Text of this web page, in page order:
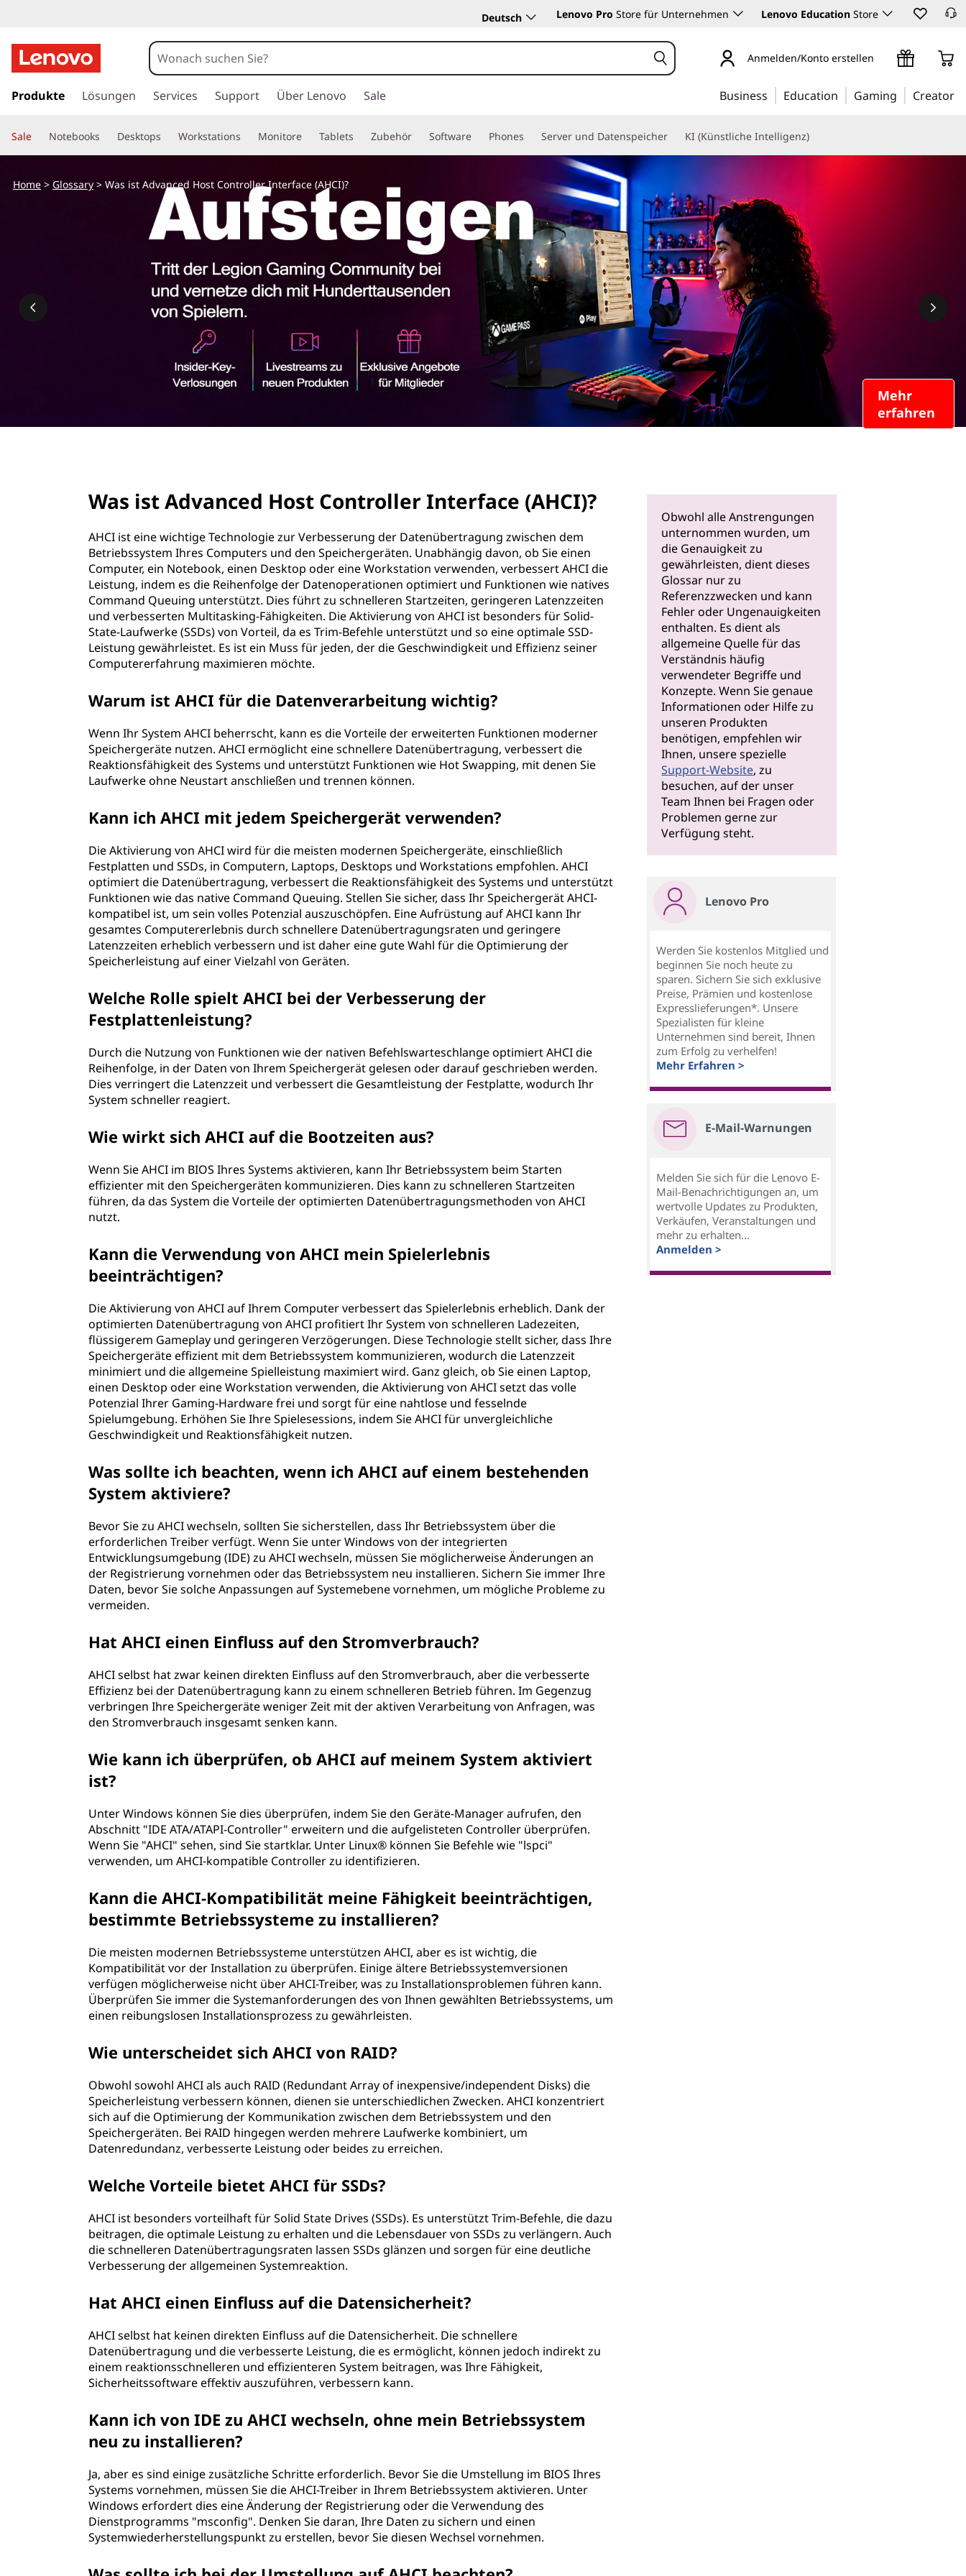
a
Deutsch Lenovo Pro Store für Unternehmen Lenovo Education Store
u
a
u
t
Anmelden/Konto erstellen
Produkte Lösungen Services Support Über Lenovo Sale Business Education Gaming Creator
Sale Notebooks Desktops Workstations Monitore Tablets Zubehör Software Phones Server und Datenspeicher KI (Künstliche Intelligenz)
Mehr
erfahren
Home > Glossary > Was ist Advanced Host Controller Interface (AHCI)?
Was ist Advanced Host Controller Interface (AHCI)?
AHCI ist eine wichtige Technologie zur Verbesserung der Datenübertragung zwischen dem
Betriebssystem Ihres Computers und den Speichergeräten. Unabhängig davon, ob Sie einen
Computer, ein Notebook, einen Desktop oder eine Workstation verwenden, verbessert AHCI die
Leistung, indem es die Reihenfolge der Datenoperationen optimiert und Funktionen wie natives
Command Queuing unterstützt. Dies führt zu schnelleren Startzeiten, geringeren Latenzzeiten
und verbesserten Multitasking-Fähigkeiten. Die Aktivierung von AHCI ist besonders für Solid-
State-Laufwerke (SSDs) von Vorteil, da es Trim-Befehle unterstützt und so eine optimale SSD-
Leistung gewährleistet. Es ist ein Muss für jeden, der die Geschwindigkeit und Effizienz seiner
Computererfahrung maximieren möchte.
Warum ist AHCI für die Datenverarbeitung wichtig?
Wenn Ihr System AHCI beherrscht, kann es die Vorteile der erweiterten Funktionen moderner
Speichergeräte nutzen. AHCI ermöglicht eine schnellere Datenübertragung, verbessert die
Reaktionsfähigkeit des Systems und unterstützt Funktionen wie Hot Swapping, mit denen Sie
Laufwerke ohne Neustart anschließen und trennen können.
Kann ich AHCI mit jedem Speichergerät verwenden?
Die Aktivierung von AHCI wird für die meisten modernen Speichergeräte, einschließlich
Festplatten und SSDs, in Computern, Laptops, Desktops und Workstations empfohlen. AHCI
optimiert die Datenübertragung, verbessert die Reaktionsfähigkeit des Systems und unterstützt
Funktionen wie das native Command Queuing. Stellen Sie sicher, dass Ihr Speichergerät AHCI-
kompatibel ist, um sein volles Potenzial auszuschöpfen. Eine Aufrüstung auf AHCI kann Ihr
gesamtes Computererlebnis durch schnellere Datenübertragungsraten und geringere
Latenzzeiten erheblich verbessern und ist daher eine gute Wahl für die Optimierung der
Speicherleistung auf einer Vielzahl von Geräten.
Welche Rolle spielt AHCI bei der Verbesserung der
Festplattenleistung?
Durch die Nutzung von Funktionen wie der nativen Befehlswarteschlange optimiert AHCI die
Reihenfolge, in der Daten von Ihrem Speichergerät gelesen oder darauf geschrieben werden.
Dies verringert die Latenzzeit und verbessert die Gesamtleistung der Festplatte, wodurch Ihr
System schneller reagiert.
Wie wirkt sich AHCI auf die Bootzeiten aus?
Wenn Sie AHCI im BIOS Ihres Systems aktivieren, kann Ihr Betriebssystem beim Starten
effizienter mit den Speichergeräten kommunizieren. Dies kann zu schnelleren Startzeiten
führen, da das System die Vorteile der optimierten Datenübertragungsmethoden von AHCI
nutzt.
Kann die Verwendung von AHCI mein Spielerlebnis
beeinträchtigen?
Die Aktivierung von AHCI auf Ihrem Computer verbessert das Spielerlebnis erheblich. Dank der
optimierten Datenübertragung von AHCI profitiert Ihr System von schnelleren Ladezeiten,
flüssigerem Gameplay und geringeren Verzögerungen. Diese Technologie stellt sicher, dass Ihre
Speichergeräte effizient mit dem Betriebssystem kommunizieren, wodurch die Latenzzeit
minimiert und die allgemeine Spielleistung maximiert wird. Ganz gleich, ob Sie einen Laptop,
einen Desktop oder eine Workstation verwenden, die Aktivierung von AHCI setzt das volle
Potenzial Ihrer Gaming-Hardware frei und sorgt für eine nahtlose und fesselnde
Spielumgebung. Erhöhen Sie Ihre Spielesessions, indem Sie AHCI für unvergleichliche
Geschwindigkeit und Reaktionsfähigkeit nutzen.
Was sollte ich beachten, wenn ich AHCI auf einem bestehenden
System aktiviere?
Bevor Sie zu AHCI wechseln, sollten Sie sicherstellen, dass Ihr Betriebssystem über die
erforderlichen Treiber verfügt. Wenn Sie unter Windows von der integrierten
Entwicklungsumgebung (IDE) zu AHCI wechseln, müssen Sie möglicherweise Änderungen an
der Registrierung vornehmen oder das Betriebssystem neu installieren. Sichern Sie immer Ihre
Daten, bevor Sie solche Anpassungen auf Systemebene vornehmen, um mögliche Probleme zu
vermeiden.
Hat AHCI einen Einfluss auf den Stromverbrauch?
AHCI selbst hat zwar keinen direkten Einfluss auf den Stromverbrauch, aber die verbesserte
Effizienz bei der Datenübertragung kann zu einem schnelleren Betrieb führen. Im Gegenzug
verbringen Ihre Speichergeräte weniger Zeit mit der aktiven Verarbeitung von Anfragen, was
den Stromverbrauch insgesamt senken kann.
Wie kann ich überprüfen, ob AHCI auf meinem System aktiviert
ist?
Unter Windows können Sie dies überprüfen, indem Sie den Geräte-Manager aufrufen, den
Abschnitt "IDE ATA/ATAPI-Controller" erweitern und die aufgelisteten Controller überprüfen.
Wenn Sie "AHCI" sehen, sind Sie startklar. Unter Linux® können Sie Befehle wie "lspci"
verwenden, um AHCI-kompatible Controller zu identifizieren.
Kann die AHCI-Kompatibilität meine Fähigkeit beeinträchtigen,
bestimmte Betriebssysteme zu installieren?
Die meisten modernen Betriebssysteme unterstützen AHCI, aber es ist wichtig, die
Kompatibilität vor der Installation zu überprüfen. Einige ältere Betriebssystemversionen
verfügen möglicherweise nicht über AHCI-Treiber, was zu Installationsproblemen führen kann.
Überprüfen Sie immer die Systemanforderungen des von Ihnen gewählten Betriebssystems, um
einen reibungslosen Installationsprozess zu gewährleisten.
Wie unterscheidet sich AHCI von RAID?
Obwohl sowohl AHCI als auch RAID (Redundant Array of inexpensive/independent Disks) die
Speicherleistung verbessern können, dienen sie unterschiedlichen Zwecken. AHCI konzentriert
sich auf die Optimierung der Kommunikation zwischen dem Betriebssystem und den
Speichergeräten. Bei RAID hingegen werden mehrere Laufwerke kombiniert, um
Datenredundanz, verbesserte Leistung oder beides zu erreichen.
Welche Vorteile bietet AHCI für SSDs?
AHCI ist besonders vorteilhaft für Solid State Drives (SSDs). Es unterstützt Trim-Befehle, die dazu
beitragen, die optimale Leistung zu erhalten und die Lebensdauer von SSDs zu verlängern. Auch
die schnelleren Datenübertragungsraten lassen SSDs glänzen und sorgen für eine deutliche
Verbesserung der allgemeinen Systemreaktion.
Hat AHCI einen Einfluss auf die Datensicherheit?
AHCI selbst hat keinen direkten Einfluss auf die Datensicherheit. Die schnellere
Datenübertragung und die verbesserte Leistung, die es ermöglicht, können jedoch indirekt zu
einem reaktionsschnelleren und effizienteren System beitragen, was Ihre Fähigkeit,
Sicherheitssoftware effektiv auszuführen, verbessern kann.
Kann ich von IDE zu AHCI wechseln, ohne mein Betriebssystem
neu zu installieren?
Ja, aber es sind einige zusätzliche Schritte erforderlich. Bevor Sie die Umstellung im BIOS Ihres
Systems vornehmen, müssen Sie die AHCI-Treiber in Ihrem Betriebssystem aktivieren. Unter
Windows erfordert dies eine Änderung der Registrierung oder die Verwendung des
Dienstprogramms "msconfig". Denken Sie daran, Ihre Daten zu sichern und einen
Systemwiederherstellungspunkt zu erstellen, bevor Sie diesen Wechsel vornehmen.
Obwohl alle Anstrengungen
unternommen wurden, um
die Genauigkeit zu
gewährleisten, dient dieses
Glossar nur zu
Referenzzwecken und kann
Fehler oder Ungenauigkeiten
enthalten. Es dient als
allgemeine Quelle für das
Verständnis häufig
verwendeter Begriffe und
Konzepte. Wenn Sie genaue
Informationen oder Hilfe zu
unseren Produkten
benötigen, empfehlen wir
Ihnen, unsere spezielle
Support-Website, zu
besuchen, auf der unser
Team Ihnen bei Fragen oder
Problemen gerne zur
Verfügung steht.
Lenovo Pro
Werden Sie kostenlos Mitglied und
beginnen Sie noch heute zu
sparen. Sichern Sie sich exklusive
Preise, Prämien und kostenlose
Expresslieferungen*. Unsere
Spezialisten für kleine
Unternehmen sind bereit, Ihnen
zum Erfolg zu verhelfen!
Mehr Erfahren >
E-Mail-Warnungen
Melden Sie sich für die Lenovo E-
Mail-Benachrichtigungen an, um
wertvolle Updates zu Produkten,
Verkäufen, Veranstaltungen und
mehr zu erhalten...
Anmelden >